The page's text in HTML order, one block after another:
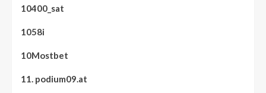
10400_sat
1058i
10Mostbet
11. podium09.at